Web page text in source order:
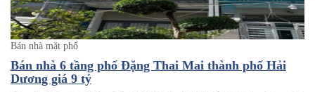
Bán nhà mặt phố
Bán nhà 6 tầng phố Đặng Thai Mai thành phố Hải
Dương giá 9 tỷ